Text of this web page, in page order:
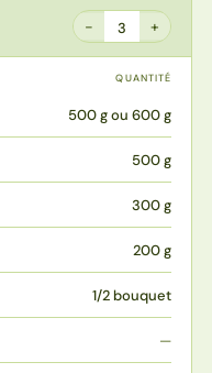
− 3 +
QUANTITÉ
500 g ou 600 g
500 g
300 g
200 g
1/2 bouquet
—